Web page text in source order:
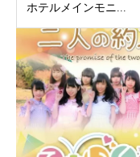
ホテルメインモニ...